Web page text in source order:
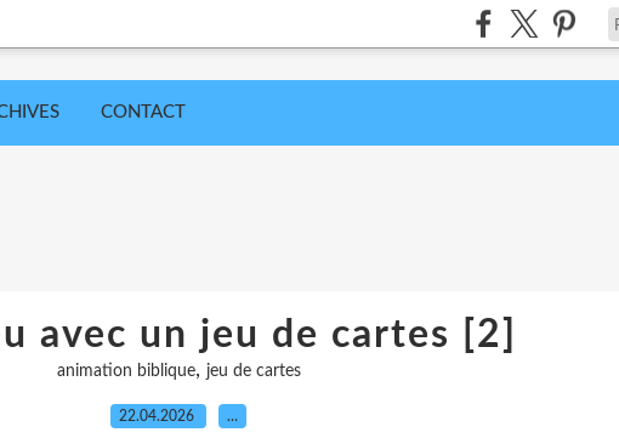
CONTACT
avec un jeu de cartes [2]
animation biblique, jeu de cartes
22.04.2026 …